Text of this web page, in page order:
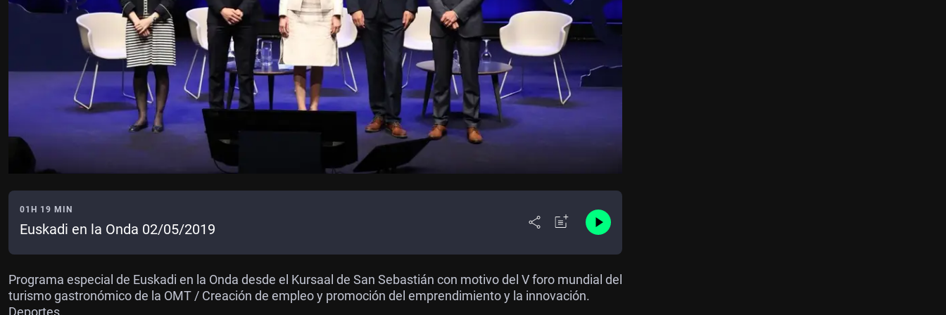
01H 19 MIN
Euskadi en la Onda 02/05/2019
Programa especial de Euskadi en la Onda desde el Kursaal de San Sebastián con motivo del V foro mundial del
turismo gastronómico de la OMT / Creación de empleo y promoción del emprendimiento y la innovación.
Deportes.